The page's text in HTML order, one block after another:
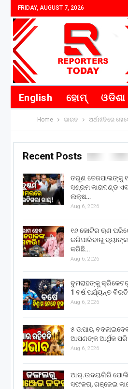
FRIDAY, AUGUST 7, 2026
English ହୋମ୍ ଓଡିଶା
Home ଭାରତ ଅର୍ଥନୀତିରେ
Recent Posts
ତରୁଣ ତେଜପାଲଙ୍କୁ
ସଶ୍ରମ କାରାଦଣ୍ଡ
ଲକ୍ଷ…
Aug 6, 2026
୧୬ କୋଟିର ଋଣ
କରିପାରିବାରୁ ବ୍ୟାଙ୍କ
କରିଛି…
Aug 6, 2026
ବୁମରାହଙ୍କୁ
1 ବର୍ଷ ପର୍ଯ୍ୟନ୍ତ
Aug 6, 2026
୫ ଉପାୟ
ଆପଣଙ୍କ ଆର୍ଥିକ
Aug 6, 2026
ଆର୍.ଉଦୟଗିରି
ସଫଳତା, ଗଞ୍ଜେଇ